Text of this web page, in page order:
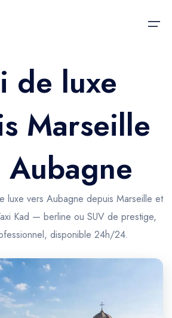
de luxe
Marseille
Aubagne
luxe vers Aubagne depuis Marseille et
Kad — berline ou SUV de prestige,
disponible 24h/24.